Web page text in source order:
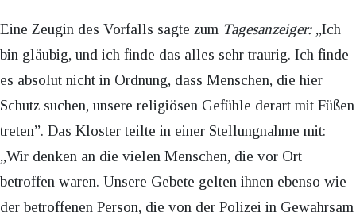
Eine Zeugin des Vorfalls sagte zum Tagesanzeiger:„Ich
bin gläubig, und ich finde das alles sehr traurig. Ich finde
es absolut nicht in Ordnung, dass Menschen, die hier
Schutz suchen, unsere religiösen Gefühle derart mit Füßen
treten”. Das Kloster teilte in einer Stellungnahme mit:
„Wir denken an die vielen Menschen, die vor Ort
betroffen waren. Unsere Gebete gelten ihnen ebenso wie
der betroffenen Person, die von der Polizei in Gewahrsam